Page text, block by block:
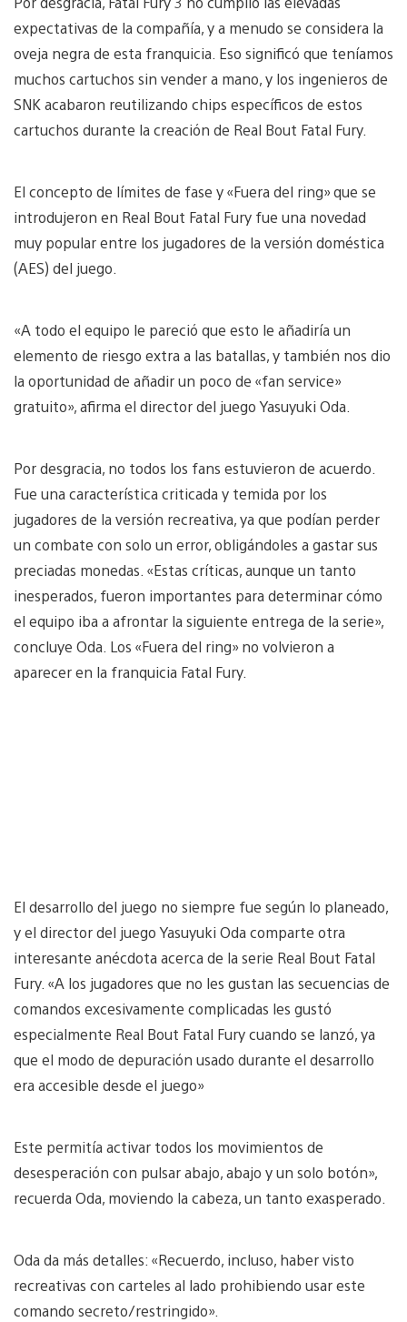
expectativas de la compañía, y a menudo se considera la
oveja negra de esta franquicia. Eso significó que teníamos
muchos cartuchos sin vender a mano, y los ingenieros de
SNK acabaron reutilizando chips específicos de estos
cartuchos durante la creación de Real Bout Fatal Fury.
El concepto de límites de fase y «Fuera del ring» que se
introdujeron en Real Bout Fatal Fury fue una novedad
muy popular entre los jugadores de la versión doméstica
(AES) del juego.
«A todo el equipo le pareció que esto le añadiría un
elemento de riesgo extra a las batallas, y también nos dio
la oportunidad de añadir un poco de «fan service»
gratuito», afirma el director del juego Yasuyuki Oda.
Por desgracia, no todos los fans estuvieron de acuerdo.
Fue una característica criticada y temida por los
jugadores de la versión recreativa, ya que podían perder
un combate con solo un error, obligándoles a gastar sus
preciadas monedas. «Estas críticas, aunque un tanto
inesperados, fueron importantes para determinar cómo
el equipo iba a afrontar la siguiente entrega de la serie»,
concluye Oda. Los «Fuera del ring» no volvieron a
aparecer en la franquicia Fatal Fury.
El desarrollo del juego no siempre fue según lo planeado,
y el director del juego Yasuyuki Oda comparte otra
interesante anécdota acerca de la serie Real Bout Fatal
Fury. «A los jugadores que no les gustan las secuencias de
comandos excesivamente complicadas les gustó
especialmente Real Bout Fatal Fury cuando se lanzó, ya
que el modo de depuración usado durante el desarrollo
era accesible desde el juego»
Este permitía activar todos los movimientos de
desesperación con pulsar abajo, abajo y un solo botón»,
recuerda Oda, moviendo la cabeza, un tanto exasperado.
Oda da más detalles: «Recuerdo, incluso, haber visto
recreativas con carteles al lado prohibiendo usar este
comando secreto/restringido».